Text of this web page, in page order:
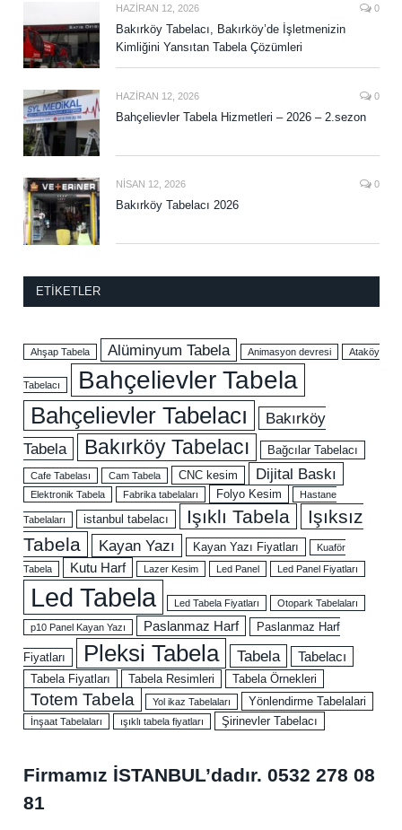
HAZIRAN 12, 2026 0
Bakırköy Tabelacı, Bakırköy’de İşletmenizin
Kimliğini Yansıtan Tabela Çözümleri
HAZIRAN 12, 2026 0
Bahçelievler Tabela Hizmetleri – 2026 – 2.sezon
NISAN 12, 2026 0
Bakırköy Tabelacı 2026
ETIKETLER
Ahşap Tabela Alüminyum Tabela Animasyon devresi Ataköy
Tabelacı Bahçelievler Tabela
Bahçelievler Tabelacı
Bakırköy
Tabela
Bakırköy Tabelacı Bağcılar Tabelacı
Cafe Tabelası Cam Tabela CNC kesim Dijital Baskı
Elektronik Tabela Fabrika tabelaları Folyo Kesim Hastane
Tabelaları istanbul tabelacı Işıklı Tabela
Işıksız
Tabela
Kayan Yazı Kayan Yazı Fiyatları
Kuaför
Tabela
Kutu Harf Lazer Kesim Led Panel Led Panel Fiyatları
Led Tabela Led Tabela Fiyatları Otopark Tabelaları
p10 Panel Kayan Yazı Paslanmaz Harf Paslanmaz Harf
Fiyatları Pleksi Tabela Tabela Tabelacı
Tabela Fiyatları Tabela Resimleri Tabela Örnekleri
Totem Tabela Yol ikaz Tabelaları Yönlendirme Tabelalari
İnşaat Tabelaları ışıklı tabela fiyatları Şirinevler Tabelacı
Firmamız İSTANBUL’dadır. 0532 278 08
81